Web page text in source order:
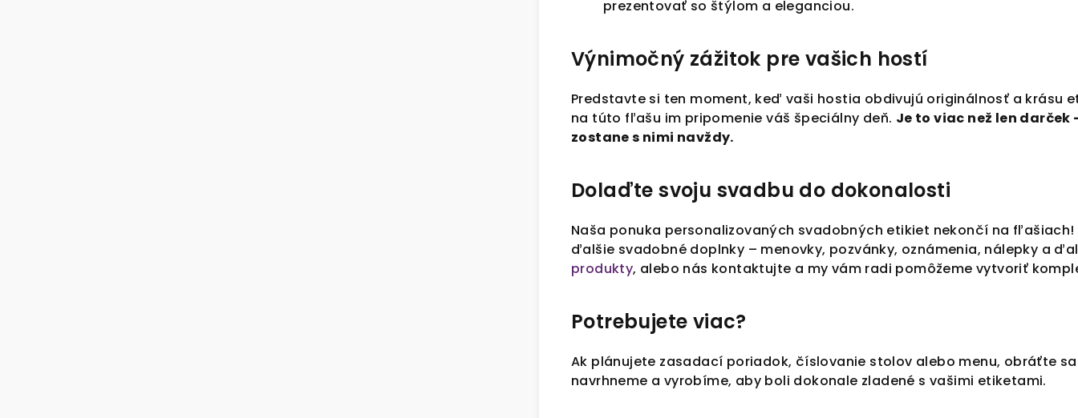
prezentovať so štýlom a eleganciou.
Výnimočný zážitok pre vašich hostí
Predstavte si ten moment, keď vaši hostia obdivujú originálnosť a krásu
na túto fľašu im pripomenie váš špeciálny deň. Je to viac než len
zostane s nimi navždy.
Dolaďte svoju svadbu do dokonalosti
Naša ponuka personalizovaných svadobných etikiet nekončí na
ďalšie svadobné doplnky – menovky, pozvánky, oznámenia, nálepky a
produkty, alebo nás kontaktujte a my vám radi pomôžeme vytvoriť
Potrebujete viac?
Ak plánujete zasadací poriadok, číslovanie stolov alebo menu, obráťte
navrhneme a vyrobíme, aby boli dokonale zladené s vašimi etiketami.